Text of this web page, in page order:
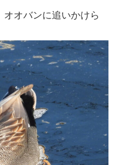
オオバンに追いかけら